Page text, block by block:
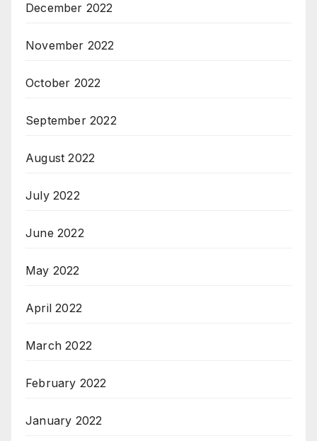
December 2022
November 2022
October 2022
September 2022
August 2022
July 2022
June 2022
May 2022
April 2022
March 2022
February 2022
January 2022